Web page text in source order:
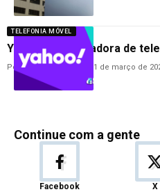
TELEFONIA MÓVEL
Yahoo vira operadora de
Por Hemerson Brandão 11 de março de
Continue com a gente
Facebook X